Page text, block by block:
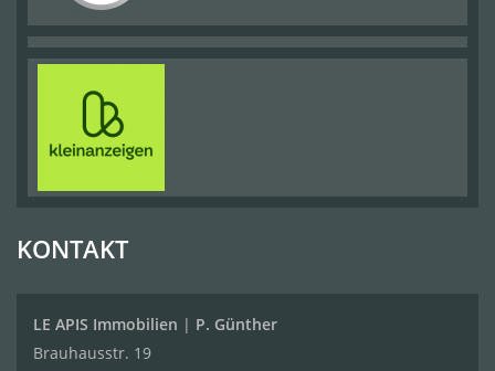
KONTAKT
LE APIS Immobilien | P. Günther
Brauhausstr. 19